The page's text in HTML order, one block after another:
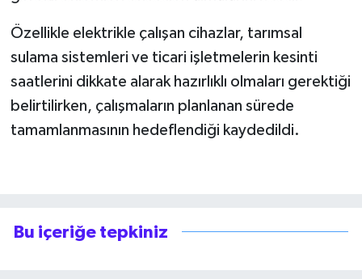
Özellikle elektrikle çalışan cihazlar, tarımsal
sulama sistemleri ve ticari işletmelerin kesinti
saatlerini dikkate alarak hazırlıklı olmaları gerektiği
belirtilirken, çalışmaların planlanan sürede
tamamlanmasının hedeflendiği kaydedildi.
Bu içeriğe tepkiniz